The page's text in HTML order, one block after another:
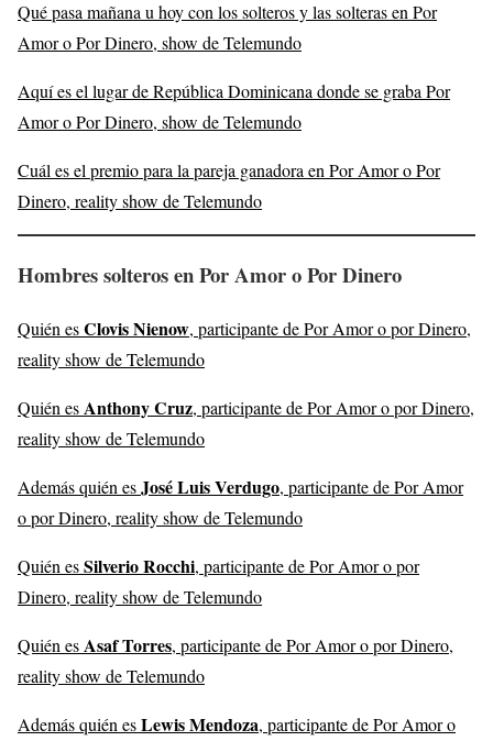
Qué pasa mañana u hoy con los solteros y las solteras en Por
Amor o Por Dinero, show de Telemundo
Aquí es el lugar de República Dominicana donde se graba Por
Amor o Por Dinero, show de Telemundo
Cuál es el premio para la pareja ganadora en Por Amor o Por
Dinero, reality show de Telemundo
Hombres solteros en Por Amor o Por Dinero
Quién esClovis Nienow, participante de Por Amor o por Dinero,
reality show de Telemundo
Quién esAnthony Cruz, participante de Por Amor o por Dinero,
reality show de Telemundo
Además quién esJosé Luis Verdugo, participante de Por Amor
o por Dinero, reality show de Telemundo
Quién esSilverio Rocchi, participante de Por Amor o por
Dinero, reality show de Telemundo
Quién esAsaf Torres, participante de Por Amor o por Dinero,
reality show de Telemundo
Además quién esLewis Mendoza, participante de Por Amor o